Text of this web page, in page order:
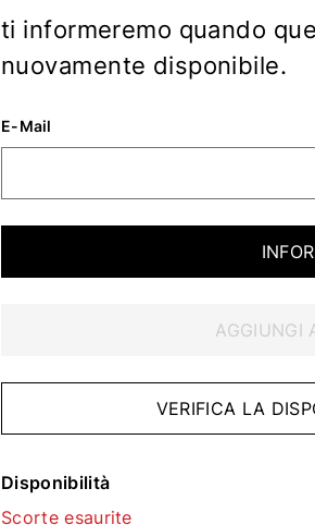
ti informeremo quando
nuovamente disponibile.
E-Mail
AGGIUNGI
VERIFICA LA
Disponibilità
Scorte esaurite